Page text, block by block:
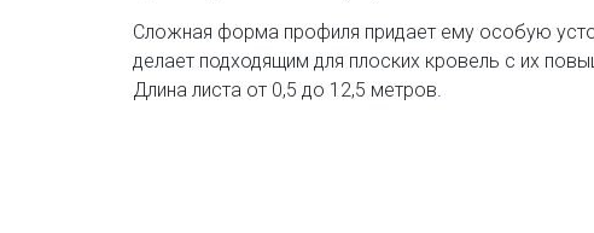
Сложная форма профиля придает ему особую
делает подходящим для плоских кровель с их
Длина листа от 0,5 до 12,5 метров.